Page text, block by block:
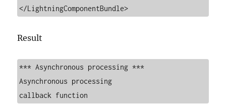
</LightningComponentBundle>
Result
*** Asynchronous processing ***
Asynchronous processing
callback function